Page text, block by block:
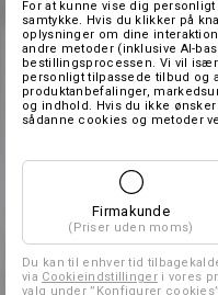
For at kunne vise dig
samtykke. Hvis du klikker på
oplysninger om dine
andre metoder (inklusive AI-
bestillingsprocessen. Vi vil
personligt tilpassede tilbud og
produktanbefalinger,
og indhold. Hvis du ikke
sådanne cookies og metoder
Firmakunde
(Priser uden moms)
Du kan til enhver tid
via Cookieindstillingeri vores
valg under ”Konfigurer